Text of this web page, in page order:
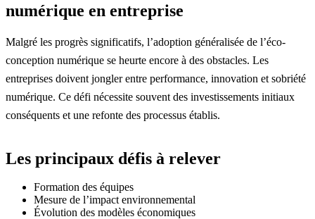
numérique en entreprise
Malgré les progrès significatifs, l’adoption généralisée de l’éco-
conception numérique se heurte encore à des obstacles. Les
entreprises doivent jongler entre performance, innovation et sobriété
numérique. Ce défi nécessite souvent des investissements initiaux
conséquents et une refonte des processus établis.
Les principaux défis à relever
Formation des équipes
Mesure de l’impact environnemental
Évolution des modèles économiques